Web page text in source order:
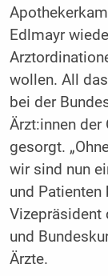
Edlmayr
wollen. All
bei der
Ärzt:innen der
gesorgt.
wir sind nun
und Patienten
Vizepräsident
und
Ärzte.